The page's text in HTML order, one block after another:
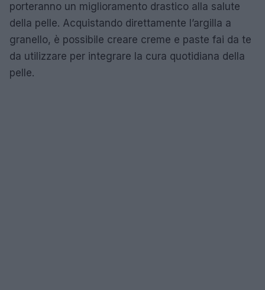
porteranno un miglioramento drastico alla salute
della pelle. Acquistando direttamente l’argilla a
granello, è possibile creare creme e paste fai da te
da utilizzare per integrare la cura quotidiana della
pelle.